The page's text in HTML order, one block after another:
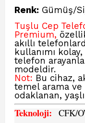
Renk: Gümüş/
Tuşlu Cep
Premium,
akıllı
kullanımı
telefon
modeldir.
Not: Bu cihaz,
temel arama
odaklanan,
Teknoloji: CFK/